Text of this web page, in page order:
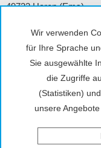
Wir verwenden
für Ihre Sprache
Sie ausgewählte
die Zugriffe
(Statistiken)
unsere
49733 Haren (Ems)
www.emslaender.de
Datenschutz